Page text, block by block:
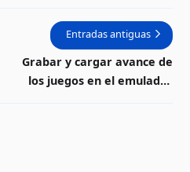
Entradas antiguas
Grabar y cargar avance de
los juegos en el emulador